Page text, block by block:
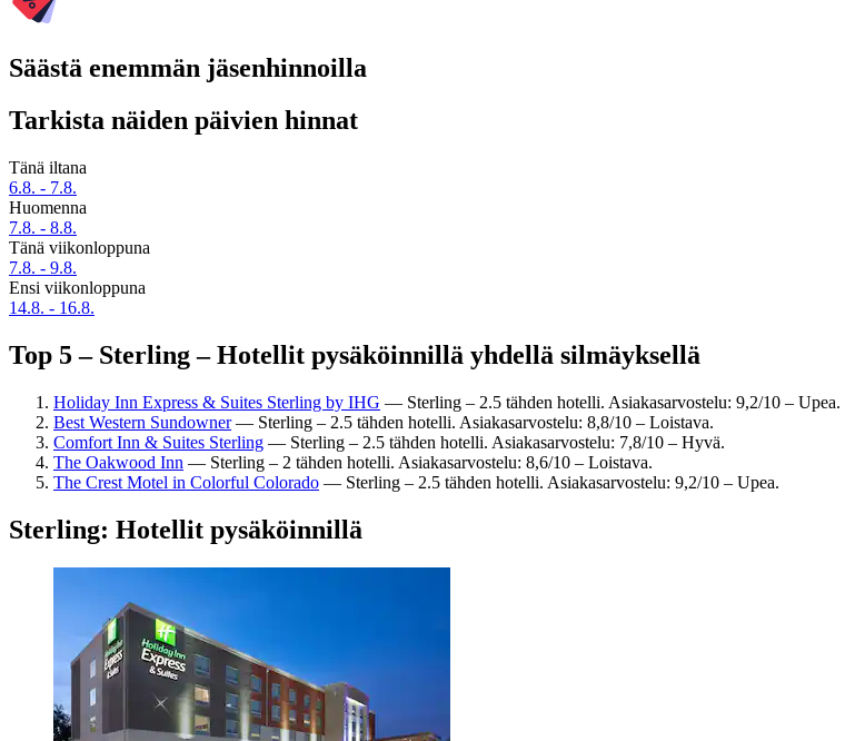
Säästä enemmän jäsenhinnoilla
Tarkista näiden päivien hinnat
Tänä iltana
6.8. - 7.8.
Huomenna
7.8. - 8.8.
Tänä viikonloppuna
7.8. - 9.8.
Ensi viikonloppuna
14.8. - 16.8.
Top 5 – Sterling – Hotellit pysäköinnillä yhdellä silmäyksellä
Holiday Inn Express & Suites Sterling by IHG — Sterling – 2.5 tähden hotelli. Asiakasarvostelu: 9,2/10 – Upea.
Best Western Sundowner— Sterling – 2.5 tähden hotelli. Asiakasarvostelu: 8,8/10 – Loistava.
Comfort Inn & Suites Sterling — Sterling – 2.5 tähden hotelli. Asiakasarvostelu: 7,8/10 – Hyvä.
The Oakwood Inn — Sterling – 2 tähden hotelli. Asiakasarvostelu: 8,6/10 – Loistava.
The Crest Motel in Colorful Colorado — Sterling – 2.5 tähden hotelli. Asiakasarvostelu: 9,2/10 – Upea.
Sterling: Hotellit pysäköinnillä